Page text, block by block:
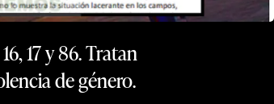
17 y 86. Tratan
de género.